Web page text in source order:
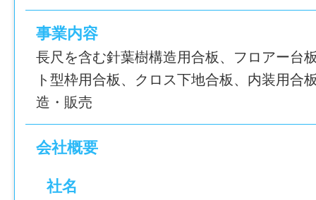
通勤手当あり(上限￥5,000)
退職金制度あり
資格手当あり
資格取得補助あり
役職手当あり
皆勤手当あり(5,000円)
時間外手当あり
経験
未経験可
年齢制限
〜35歳(長期キャリア形成を図るため)
学歴
事業内容
長尺を含む針葉樹構造用合板、フロアー台
ト型枠用合板、クロス下地合板、内装用合
造・販売
会社概要
社名